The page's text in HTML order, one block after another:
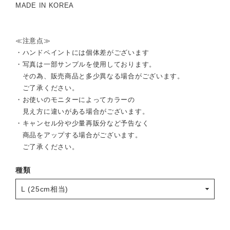
MADE IN KOREA
≪注意点≫
・ハンドペイントには個体差がございます
・写真は一部サンプルを使用しております。
その為、販売商品と多少異なる場合がございます。
ご了承ください。
・お使いのモニターによってカラーの
見え方に違いがある場合がございます。
・キャンセル分や少量再販分など予告なく
商品をアップする場合がございます。
ご了承ください。
種類